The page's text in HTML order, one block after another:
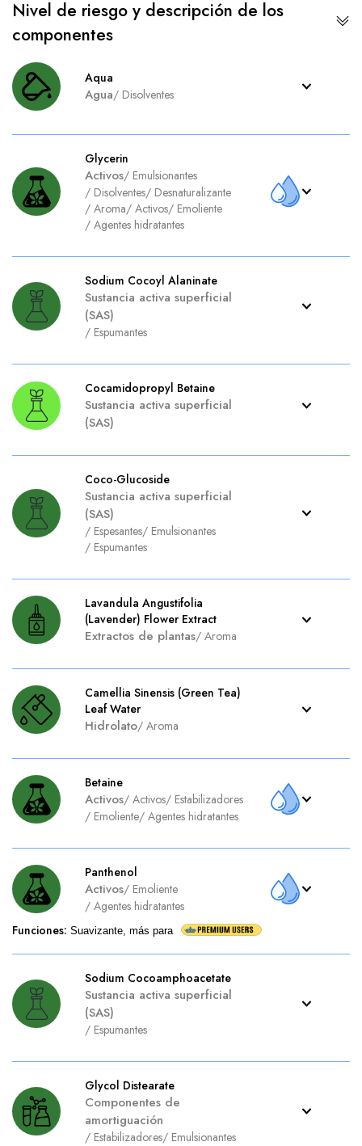
Nivel de riesgo y descripción de los
componentes
Aqua
Agua/ Disolventes
Glycerin
Activos/ Emulsionantes
/ Disolventes/ Desnaturalizante
/ Aroma/ Activos/ Emoliente
/ Agentes hidratantes
Sodium Cocoyl Alaninate
Sustancia activa superficial
(SAS)
/ Espumantes
Cocamidopropyl Betaine
Sustancia activa superficial
(SAS)
Coco-Glucoside
Sustancia activa superficial
(SAS)
/ Espesantes/ Emulsionantes
/ Espumantes
Lavandula Angustifolia
(Lavender) Flower Extract
Extractos de plantas/ Aroma
Camellia Sinensis (Green Tea)
Leaf Water
Hidrolato/ Aroma
Betaine
Activos/ Activos/ Estabilizadores
/ Emoliente/ Agentes hidratantes
Panthenol
Activos/ Emoliente
/ Agentes hidratantes
Funciones: Suavizante, más para
Sodium Cocoamphoacetate
Sustancia activa superficial
(SAS)
/ Espumantes
Glycol Distearate
Componentes de
amortiguación
/ Estabilizadores/ Emulsionantes